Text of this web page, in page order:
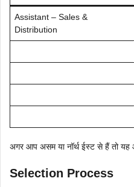
Assistant – Sales &
Distribution
अगर आप असम या नॉर्थ ईस्ट से हैं तो
Selection Process